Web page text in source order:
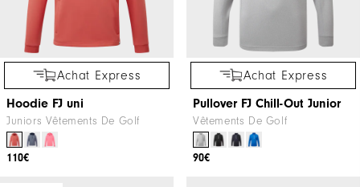
Achat Express
Hoodie FJ uni
Juniors Vêtements De Golf
110€
Achat Express
Pullover FJ Chill-Out Junior
Vêtements De Golf
90€